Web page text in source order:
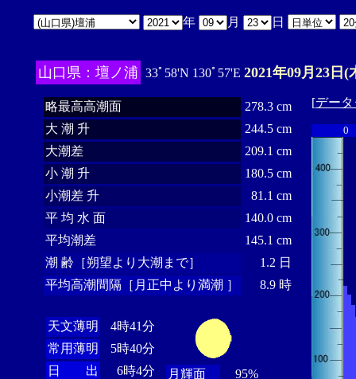
年 月 日
山口県：壇ノ浦 33ﾟ58'N 130ﾟ57'E 2021年09月23日(
略最高高潮面
278.3 cm
大 潮 升
244.5 cm
大潮差
209.1 cm
小 潮 升
180.5 cm
小潮差 升
81.1 cm
平 均 水 面
140.0 cm
平均潮差
145.1 cm
潮 齢［朔望より大潮まで］
1.2 日
平均高潮間隔［月正中より満潮 ］
8.9 時
天文薄明
4時41分
常用薄明
5時40分
日 出
6時4分
月輝面
95%
[デー
0